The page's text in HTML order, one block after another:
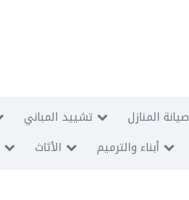
تشييد المباني صيانة المنازل
الأثاث أبناء والترميم